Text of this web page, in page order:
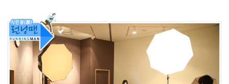
털
L 하
기
게 게